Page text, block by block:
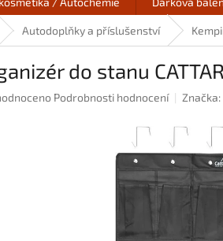
Autodoplňky a příslušenství
do stanu
Podrobnosti hodnocení Značka: